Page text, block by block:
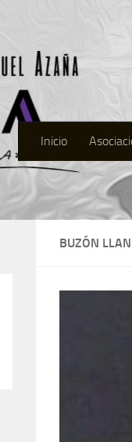
Inicio
BUZÓN